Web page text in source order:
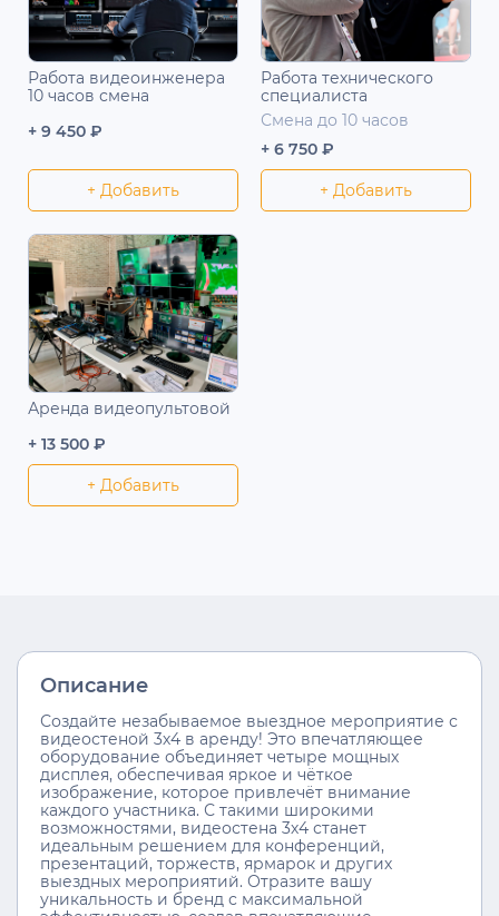
Работа видеоинженера
10 часов смена
+ 9 450 ₽
+ Добавить
Работа технического
специалиста
Смена до 10 часов
+ 6 750 ₽
+ Добавить
Аренда видеопультовой
+ 13 500 ₽
+ Добавить
Описание
Создайте незабываемое выездное мероприятие с
видеостеной 3х4 в аренду! Это впечатляющее
оборудование объединяет четыре мощных
дисплея, обеспечивая яркое и чёткое
изображение, которое привлечёт внимание
каждого участника. С такими широкими
возможностями, видеостена 3х4 станет
идеальным решением для конференций,
презентаций, торжеств, ярмарок и других
выездных мероприятий. Отразите вашу
уникальность и бренд с максимальной